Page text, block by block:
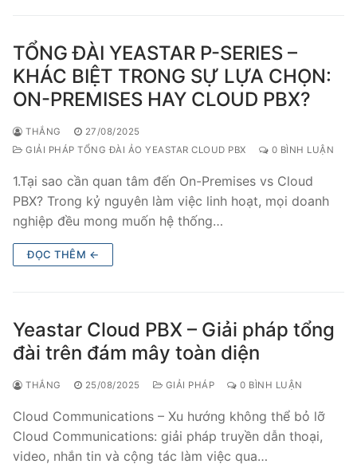
TỔNG ĐÀI YEASTAR P-SERIES –
KHÁC BIỆT TRONG SỰ LỰA CHỌN:
ON-PREMISES HAY CLOUD PBX?
THẮNG
27/08/2025
GIẢI PHÁP TỔNG ĐÀI ẢO YEASTAR CLOUD PBX
0 BÌNH LUẬN
1.Tại sao cần quan tâm đến On-Premises vs Cloud
PBX? Trong kỷ nguyên làm việc linh hoạt, mọi doanh
nghiệp đều mong muốn hệ thống…
ĐỌC THÊM ←
Yeastar Cloud PBX – Giải pháp tổng
đài trên đám mây toàn diện
THẮNG 25/08/2025 GIẢI PHÁP 0 BÌNH LUẬN
Cloud Communications – Xu hướng không thể bỏ lỡ
Cloud Communications: giải pháp truyền dẫn thoại,
video, nhắn tin và cộng tác làm việc qua…